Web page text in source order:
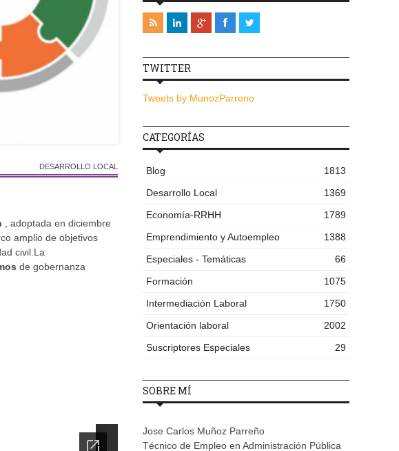
DESARROLLO LOCAL
, adoptada en diciembre
amplio de objetivos
civil.La
de gobernanza
TWITTER
Tweets by MunozParreno
CATEGORÍAS
Blog
1813
Desarrollo Local
1369
Economía-RRHH
1789
Emprendimiento y Autoempleo
1388
Especiales - Temáticas
66
Formación
1075
Intermediación Laboral
1750
Orientación laboral
2002
Suscriptores Especiales
29
SOBRE MÍ
Jose Carlos Muñoz Parreño
Técnico de Empleo en Administración Pública